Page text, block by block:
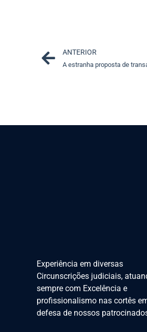
Prev
ANTERIOR
A estranha proposta de
Experiência em diversas
Circunscrições judiciais,
sempre com Excelência e
profissionalismo nas cortês
defesa de nossos